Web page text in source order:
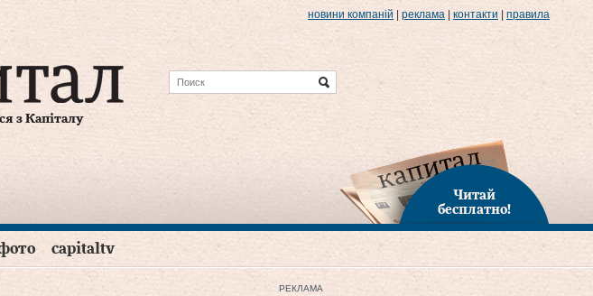
новини компаній реклама контакти правила
з Капіталу
Читай
бесплатно!
capitaltv
РЕКЛАМА